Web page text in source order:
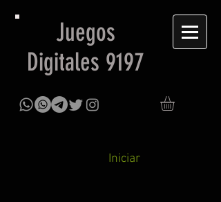
Juegos
Digitales 9197
Iniciar